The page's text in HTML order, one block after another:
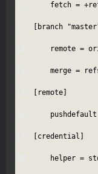
fetch =
[branch
remote =
merge =
[remote]
[credential]
helper =